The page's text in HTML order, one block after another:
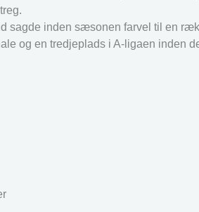
sagde inden sæsonen farvel til en
og en tredjeplads i A-ligaen inden